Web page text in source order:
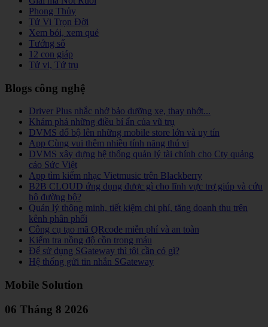
Phong Thủy
Tử Vi Trọn Đời
Xem bói, xem quẻ
Tướng số
12 con giáp
Tử vi, Tứ trụ
Blogs công nghệ
Driver Plus nhắc nhở bảo dưỡng xe, thay nhớt...
Khám phá những điều bí ẩn của vũ trụ
DVMS đổ bộ lên những mobile store lớn và uy tín
App Cùng vui thêm nhiều tính năng thú vị
DVMS xây dựng hệ thống quản lý tài chính cho Cty quảng
cáo Sức Việt
App tìm kiếm nhạc Vietmusic trên Blackberry
B2B CLOUD ứng dụng được gì cho lĩnh vực trợ giúp và cứu
hộ đường bộ?
Quản lý thông minh, tiết kiệm chi phí, tăng doanh thu trên
kênh phân phối
Công cụ tạo mã QRcode miễn phí và an toàn
Kiểm tra nồng độ cồn trong máu
Để sử dụng SGateway thì tôi cần có gì?
Hệ thống gửi tin nhắn SGateway
Mobile Solution
06 Tháng 8 2026